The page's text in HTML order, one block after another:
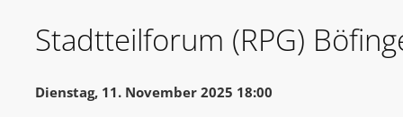
Stadtteilforum (RPG)
Dienstag, 11. November 2025 18:00